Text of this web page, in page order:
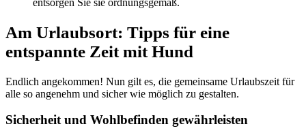
entsorgen Sie sie ordnungsgemäß.
Am Urlaubsort: Tipps für eine
entspannte Zeit mit Hund
Endlich angekommen! Nun gilt es, die gemeinsame Urlaubszeit für
alle so angenehm und sicher wie möglich zu gestalten.
Sicherheit und Wohlbefinden gewährleisten